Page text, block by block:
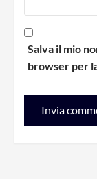
Salva il mio
browser per